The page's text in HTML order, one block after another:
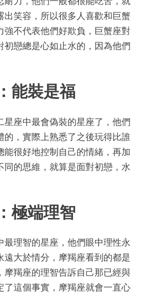
出笑容，所以很多人喜歡和巨蟹
強不代表他們好欺負，巨蟹座對
初戀總是心如止水的，因為他們
能裝是福
星座中最會偽裝的星座了，他們
的，實際上熟悉了之後玩得比誰
能很好地控制自己的情緒，再加
同的思維，就算是面對初戀，水
極端理智
最理智的星座，他們眼中理性永
遠大於情分，摩羯座看到的都是
摩羯座的理智告訴自己那已經與
了這個事實，摩羯座就會一直心